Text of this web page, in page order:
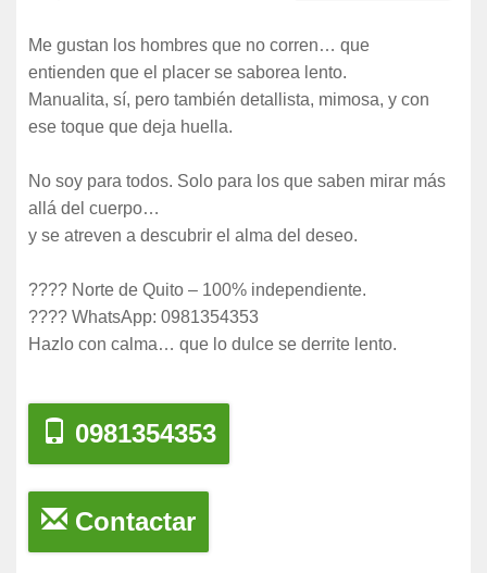
Me gustan los hombres que no corren… que
entienden que el placer se saborea lento.
Manualita, sí, pero también detallista, mimosa, y con
ese toque que deja huella.
No soy para todos. Solo para los que saben mirar más
allá del cuerpo…
y se atreven a descubrir el alma del deseo.
???? Norte de Quito – 100% independiente.
???? WhatsApp: 0981354353
Hazlo con calma… que lo dulce se derrite lento.
0981354353
Contactar